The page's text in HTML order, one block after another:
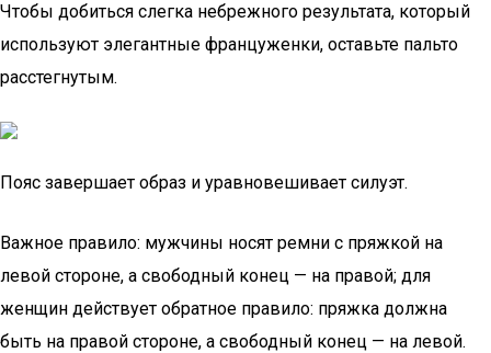
Чтобы добиться слегка небрежного результата, который
используют элегантные француженки, оставьте пальто
расстегнутым.
Пояс завершает образ и уравновешивает силуэт.
Важное правило: мужчины носят ремни с пряжкой на
левой стороне, а свободный конец — на правой; для
женщин действует обратное правило: пряжка должна
быть на правой стороне, а свободный конец — на левой.